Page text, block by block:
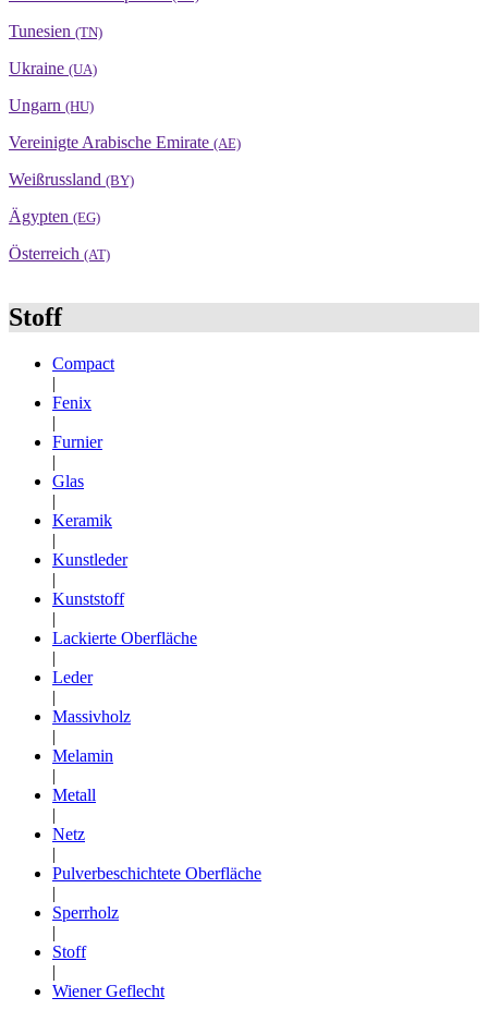
Tunesien (TN)
Ukraine (UA)
Ungarn (HU)
Vereinigte Arabische Emirate (AE)
Weißrussland (BY)
Ägypten (EG)
Österreich (AT)
Stoff
Compact
|
Fenix
|
Furnier
|
Glas
|
Keramik
|
Kunstleder
|
Kunststoff
|
Lackierte Oberfläche
|
Leder
|
Massivholz
|
Melamin
|
Metall
|
Netz
|
Pulverbeschichtete Oberfläche
|
Sperrholz
|
Stoff
|
Wiener Geflecht